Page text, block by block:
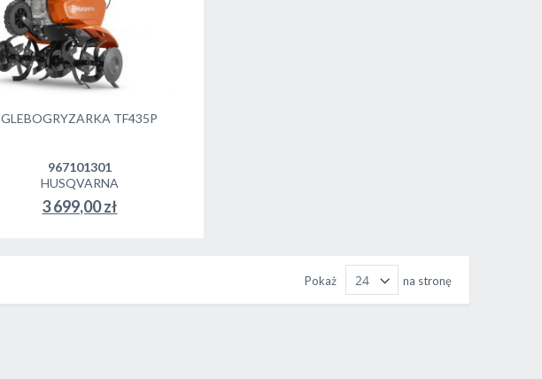
GLEBOGRYZARKA TF435P
967101301
HUSQVARNA
3 699,00 zł
DO KOSZYKA
Pokaż na stronę